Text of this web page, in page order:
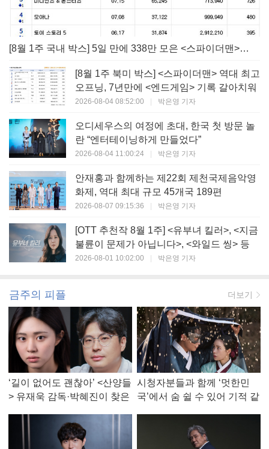
[8월 1주 국내 박스] 5일 만에 338만 모은 <스파이더맨> 극장가 235% 대반등, <호프>는 400만 돌파
[8월 1주 북미 박스] <스파이더맨> 역대 최고
오프닝, 7년만에 <엔드게임> 기록 갈아치워
2026-08-04 08:52:00 | 박은영 기자
오디세우스의 여정에 초대, 한국 첫 방문 놀
란 “엔터테이닝하게 만들었다”
2026-08-04 11:00:24 | 박은영 기자
안재홍과 함께하는 제22회 제천국제음악영
화제, 역대 최대 규모 45개국 189편
2026-08-07 09:15:36 | 박은영 기자
[OTT 추천작 8월 1주] <유부녀 킬러>, <지금
불륜이 문제가 아닙니다>, <와일드 씽> 등
2026-08-01 10:02:00 | 박은영 기자
금주의 피플 더보기
‘길이 없어도 괜찮아’ <산양들
> 유재욱 감독·박혜진이 찾은
시청자분들과 함께 ‘멋한민
국’에서 숨 쉴 수 있어 기적 같